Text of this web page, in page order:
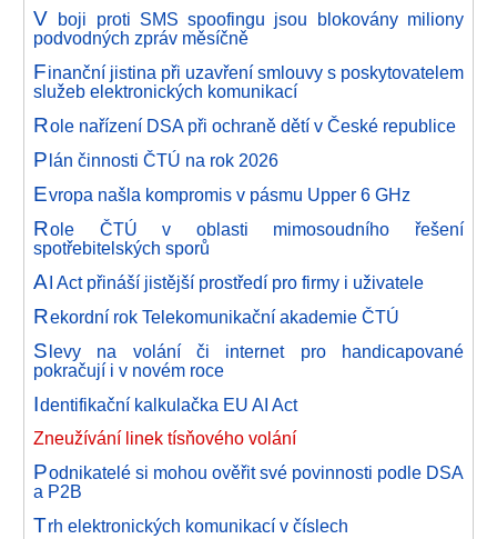
V boji proti SMS spoofingu jsou blokovány miliony
podvodných zpráv měsíčně
Finanční jistina při uzavření smlouvy s poskytovatelem
služeb elektronických komunikací
Role nařízení DSA při ochraně dětí v České republice
P lán činnosti ČTÚ na rok 2026
Evropa našla kompromis v pásmu Upper 6 GHz
Role ČTÚ v oblasti mimosoudního řešení
spotřebitelských sporů
A I Act přináší jistější prostředí pro firmy i uživatele
Rekordní rok Telekomunikační akademie ČTÚ
S levy na volání či internet pro handicapované
pokračují i v novém roce
Identifikační kalkulačka EU AI Act
Zneužívání linek tísňového volání
Podnikatelé si mohou ověřit své povinnosti podle DSA
a P2B
Trh elektronických komunikací v číslech